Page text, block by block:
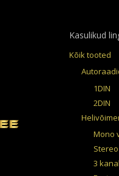
Kasulikud
Kõik tooted
1DIN
2DIN
Mono
3